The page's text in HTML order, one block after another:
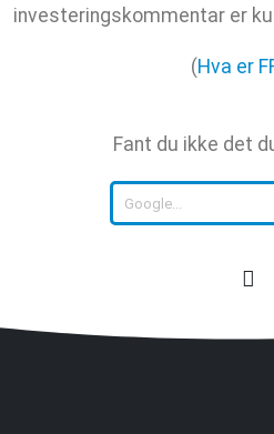
investeringskommentar er
(Hva er
Fant du ikke det